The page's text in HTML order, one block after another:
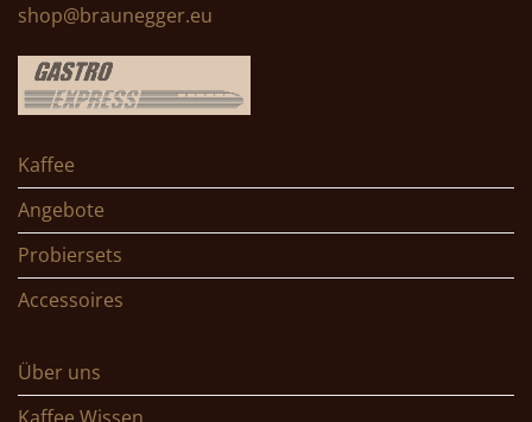
shop@braunegger.eu
Kaffee
Angebote
Probiersets
Accessoires
Über uns